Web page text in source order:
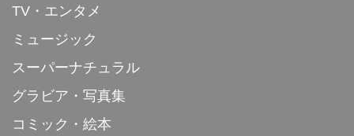
TV・エンタメ
ミュージック
スーパーナチュラル
グラビア・写真集
コミック・絵本